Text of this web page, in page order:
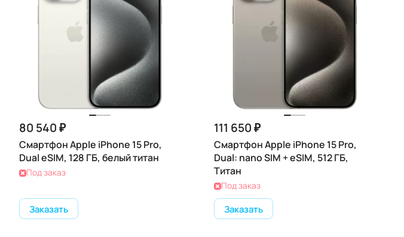
80 540 ₽
Смартфон Apple iPhone 15 Pro,
Dual eSIM, 128 ГБ, белый титан
Под заказ
Заказать
111 650 ₽
Смартфон Apple iPhone 15 Pro,
Dual: nano SIM + eSIM, 512 ГБ,
Титан
Под заказ
Заказать